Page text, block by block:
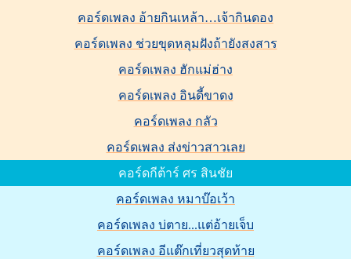
คอร์ดเพลง อ้ายกินเหล้า…เจ้ากินดอง
คอร์ดเพลง ช่วยขุดหลุมฝังถ้ายังสงสาร
คอร์ดเพลง ฮักแม่ฮ่าง
คอร์ดเพลง อินดี้ขาดง
คอร์ดเพลง กลัว
คอร์ดเพลง ส่งข่าวสาวเลย
คอร์ดกีต้าร์ ศร สินชัย
คอร์ดเพลง หมาบ๊อเว้า
คอร์ดเพลง บ่ตาย...แต่อ้ายเจ็บ
คอร์ดเพลง อีแต๊กเที่ยวสุดท้าย